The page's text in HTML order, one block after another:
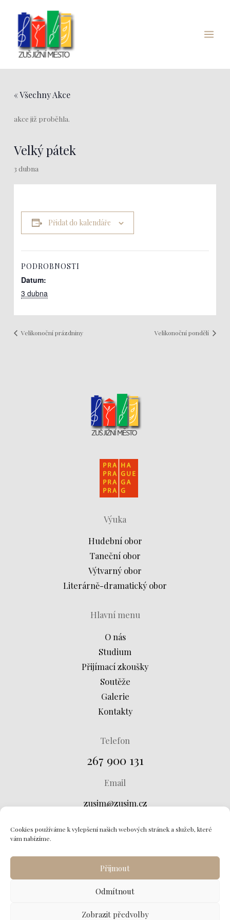
Cookies používáme k vylepšení našich webových stránek a služeb, které
vám nabízíme.
Přijmout
Odmítnout
Zobrazit předvolby
Menu
« Všechny Akce
akce již proběhla.
Velký pátek
3 dubna
Přidat do kalendáře
PODROBNOSTI
Datum:
3 dubna
Velikonoční prázdniny Velikonoční pondělí
Výuka
Hudební obor
Taneční obor
Výtvarný obor
Literárně-dramatický obor
Hlavní menu
O nás
Studium
Přijímací zkoušky
Soutěže
Galerie
Kontakty
Telefon
267 900 131
Email
zusjm@zusjm.cz
Adresa